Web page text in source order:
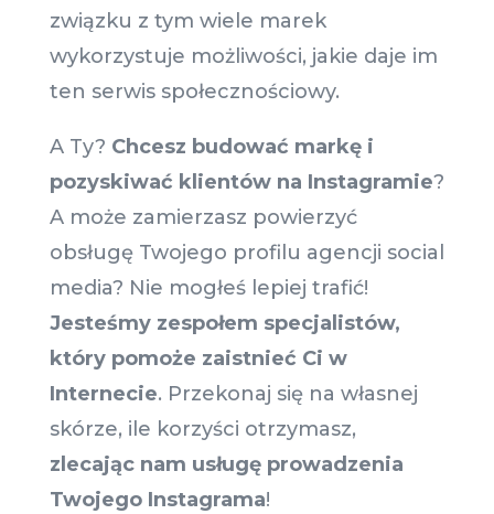
związku z tym wiele marek
wykorzystuje możliwości, jakie daje im
ten serwis społecznościowy.
A Ty? Chcesz budować markę i
pozyskiwać klientów na Instagramie?
A może zamierzasz powierzyć
obsługę Twojego profilu agencji social
media? Nie mogłeś lepiej trafić!
Jesteśmy zespołem specjalistów,
który pomoże zaistnieć Ci w
Internecie. Przekonaj się na własnej
skórze, ile korzyści otrzymasz,
zlecając nam usługę prowadzenia
Twojego Instagrama!